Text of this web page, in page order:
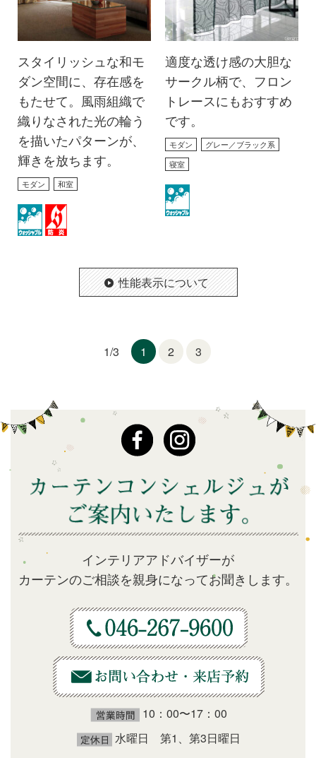
スタイリッシュな和モ
ダン空間に、存在感を
もたせて。風雨組織で
織りなされた光の輪う
を描いたパターンが、
輝きを放ちます。
モダン 和室
適度な透け感の大胆な
サークル柄で、フロン
トレースにもおすすめ
です。
モダン
グレー／ブラック系
寝室
性能表示について
1/3 1 2 3
インテリアアドバイザーが
カーテンのご相談を親身になってお聞きします。
10：00〜17：00
水曜日 第1、第3日曜日